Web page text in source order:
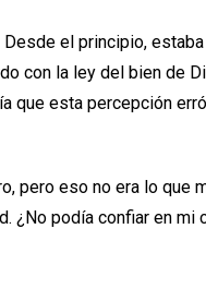
el principio,
con la ley del bien de
que esta percepción
pero eso no era lo que
¿No podía confiar en mi